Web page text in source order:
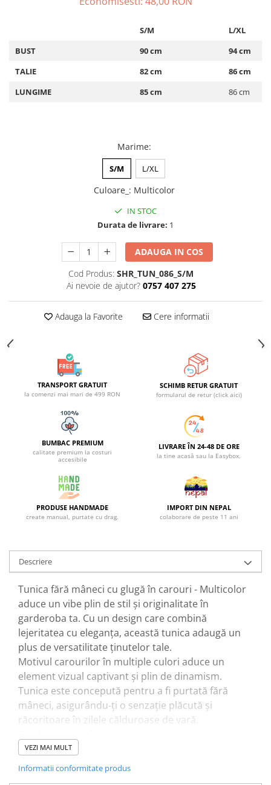
Eșarfe
Jambiere din Lână
S/M
L/XL
BUST
90 cm
94 cm
TALIE
82 cm
86 cm
LUNGIME
85 cm 86 cm
Marime:
S/M L/XL
Culoare_ : Multicolor
IN STOC
Durata de livrare: 1
ADAUGA IN COS
Cod Produs: SHR_TUN_086_S/M
Ai nevoie de ajutor? 0757 407 275
Adauga la Favorite Cere informatii
TRANSPORT GRATUIT
la comenzi mai mari de 499 RON
SCHIMB RETUR GRATUIT
formularul de retur (click aici)
BUMBAC PREMIUM
calitate premium la costuri
accesibile
LIVRARE ÎN 24-48 DE ORE
la tine acasă sau la Easybox.
PRODUSE HANDMADE
create manual, purtate cu drag.
IMPORT DIN NEPAL
colaborare de peste 11 ani
Descriere
Tunica fără mâneci cu glugă în carouri - Multicolor
aduce un vibe plin de stil și originalitate în
garderoba ta. Cu un design care combină
lejeritatea cu eleganța, această tunica adaugă un
plus de versatilitate ținutelor tale.
Motivul carourilor în multiple culori aduce un
element vizual captivant și plin de dinamism.
Tunica este concepută pentru a fi purtată fără
mâneci, asigurându-ți o senzație plăcută și
răcoritoare în zilele călduroase de vară.
această tunica în carouri se potrivește perfect atât
pentru plimbările relaxante, cât și pentru o zi activă
VEZI MAI MULT
Informatii conformitate produs